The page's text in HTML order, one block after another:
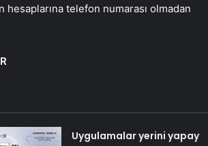
hesaplarına telefon numarası olmadan
Uygulamalar yerini yapay